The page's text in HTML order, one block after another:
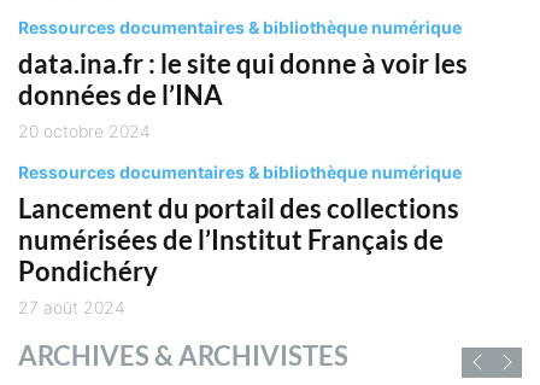
Ressources documentaires & bibliothèque numérique
data.ina.fr : le site qui donne à voir les
données de l’INA
20 octobre 2024
Ressources documentaires & bibliothèque numérique
Lancement du portail des collections
numérisées de l’Institut Français de
Pondichéry
27 août 2024
ARCHIVES & ARCHIVISTES